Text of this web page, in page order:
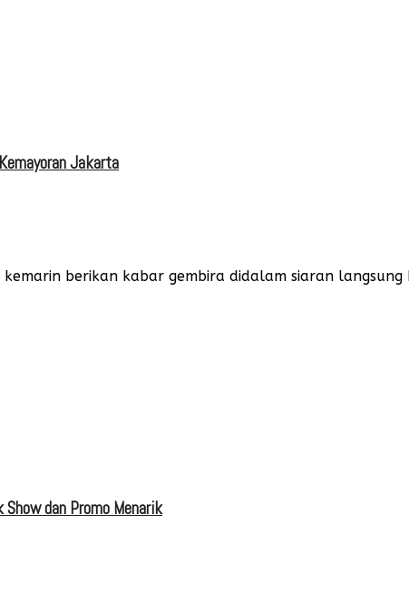
Jakarta
berikan kabar gembira didalam siaran langsung
dan Promo Menarik